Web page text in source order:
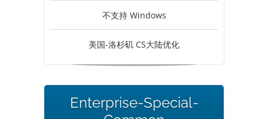
不支持 Windows
美国-洛杉矶 CS大陆优化
Enterprise-Special-